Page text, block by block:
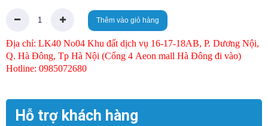
Thêm vào giỏ hàng
Địa chỉ: LK40 No04 Khu đất dịch vụ 16-17-18AB, P. Dương Nội,
Q. Hà Đông, Tp Hà Nội (Cổng 4 Aeon mall Hà Đông đi vào)
Hotline: 0985072680
Hỗ trợ khách hàng